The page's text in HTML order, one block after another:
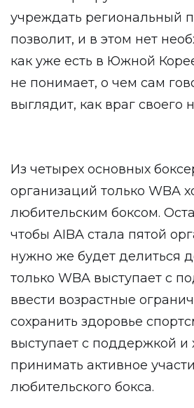
учреждать региональный
позволит, и в этом нет
как уже есть в Южной
не понимает, о чем сам
выглядит, как враг своего
Из четырех основных
организаций только WBA
любительским боксом.
чтобы AIBA стала пятой
нужно же будет делиться
только WBA выступает с
ввести возрастные
сохранить здоровье
выступает с поддержкой и
принимать активное
любительского бокса.